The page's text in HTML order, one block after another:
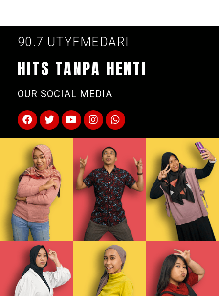
90.7 UTYFMEDARI
HITS TANPA HENTI
OUR SOCIAL MEDIA